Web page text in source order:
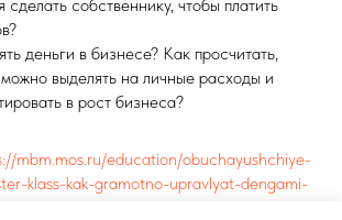
сделать собственнику, чтобы платить
деньги в бизнесе? Как просчитать,
выделять на личные расходы и
в рост бизнеса?
mbm.mos.ru/education/obuchayushchiye-
klass-kak-gramotno-upravlyat-dengami-